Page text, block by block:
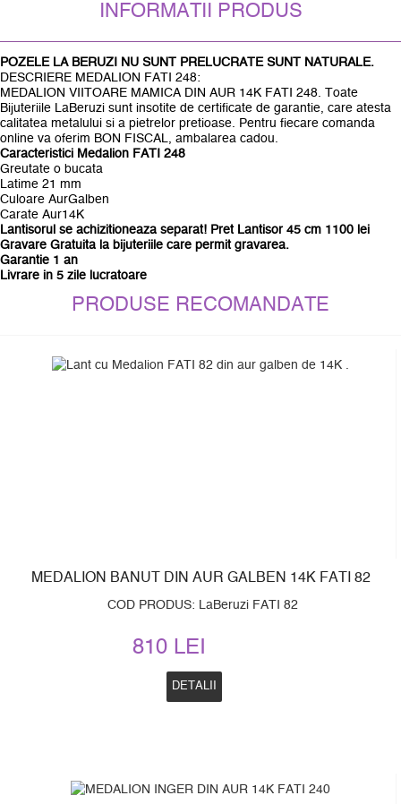
INFORMATII PRODUS
POZELE LA BERUZI NU SUNT PRELUCRATE SUNT NATURALE.
DESCRIERE MEDALION FATI 248:
MEDALION VIITOARE MAMICA DIN AUR 14K FATI 248. Toate
Bijuteriile LaBeruzi sunt insotite de certificate de garantie, care atesta
calitatea metalului si a pietrelor pretioase. Pentru fiecare comanda
online va oferim BON FISCAL, ambalarea cadou.
Caracteristici Medalion FATI 248
Greutate o bucata
Latime 21 mm
Culoare AurGalben
Carate Aur14K
Lantisorul se achizitioneaza separat! Pret Lantisor 45 cm 1100 lei
Gravare Gratuita la bijuteriile care permit gravarea.
Garantie 1 an
Livrare in 5 zile lucratoare
PRODUSE RECOMANDATE
MEDALION BANUT DIN AUR GALBEN 14K FATI 82
COD PRODUS: LaBeruzi FATI 82
810 LEI
DETALII